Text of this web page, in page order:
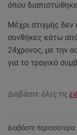
όπου
Μέχρι στιγμής δεν
συνθήκες κάτω
24χρονος, με την
για το τραγικό
Διαβάστε όλες τις
Διαβάστε περισσότερα: